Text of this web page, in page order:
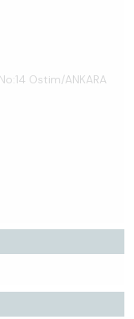
Ostim/ANKARA